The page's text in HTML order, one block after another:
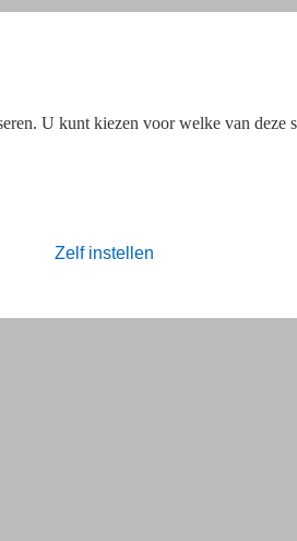
U kunt kiezen voor welke van deze
Zelf instellen